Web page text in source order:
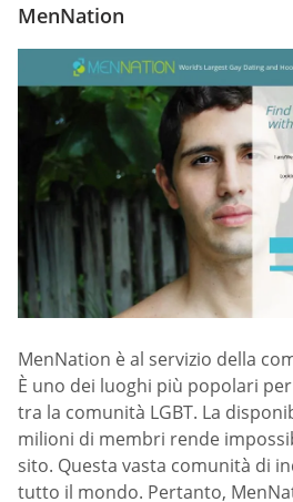
MenNation
MenNation è al servizio della
È uno dei luoghi più popolari
tra la comunità LGBT. La
milioni di membri rende
sito. Questa vasta comunità di
tutto il mondo. Pertanto,